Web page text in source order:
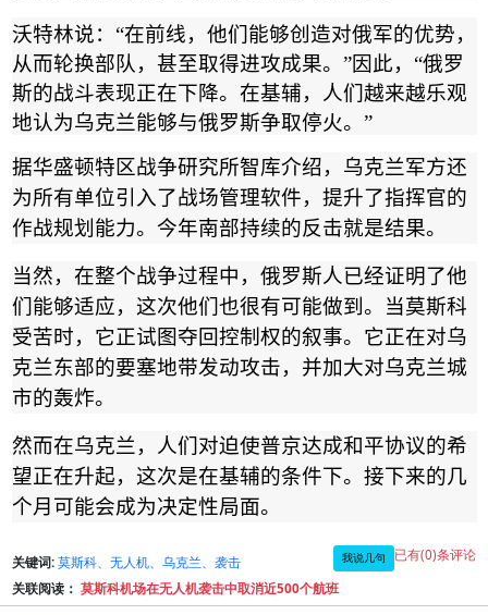
沃特林说： “在前线，他们能够创造对俄军的优势，
从而轮换部队，甚至取得进攻成果。 ”因此， “俄罗
斯的战斗表现正在下降。在基辅，人们越来越乐观
地认为乌克兰能够与俄罗斯争取停火。 ”
据华盛顿特区战争研究所智库介绍，乌克兰军方还
为所有单位引入了战场管理软件，提升了指挥官的
作战规划能力。今年南部持续的反击就是结果。
当然，在整个战争过程中，俄罗斯人已经证明了他
们能够适应，这次他们也很有可能做到。当莫斯科
受苦时，它正试图夺回控制权的叙事。它正在对乌
克兰东部的要塞地带发动攻击，并加大对乌克兰城
市的轰炸。
然而在乌克兰，人们对迫使普京达成和平协议的希
望正在升起，这次是在基辅的条件下。接下来的几
个月可能会成为决定性局面。
关键词: 莫斯科、无人机、乌克兰、袭击 我说几句 已有(0)条评论
关联阅读： 莫斯科机场在无人机袭击中取消近500个航班